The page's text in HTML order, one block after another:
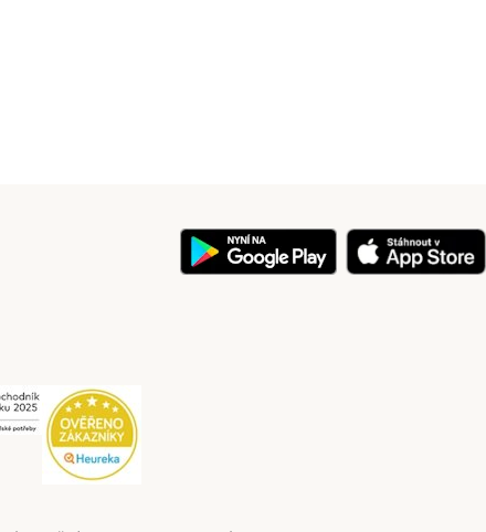
Security